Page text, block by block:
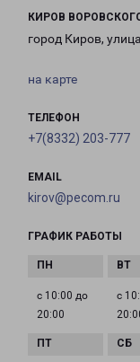
КИРОВ
город Киров,
на карте
ТЕЛЕФОН
+7(8332) 203-777
EMAIL
kirov@pecom.ru
ГРАФИК РАБОТЫ
с 10:00 до
20:00
с